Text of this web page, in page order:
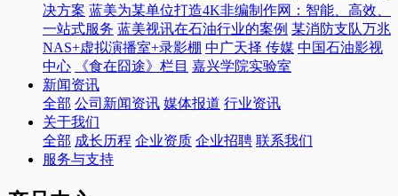
决方案 蓝美为某单位打造4K非编制作网：智能、高效、
一站式服务 蓝美视讯在石油行业的案例 某消防支队万兆
NAS+虚拟演播室+录影棚 中广天择 传媒 中国石油影视
中心
《食在囧途》栏目 嘉兴学院实验室
新闻资讯
全部 公司新闻资讯 媒体报道 行业资讯
关于我们
全部 成长历程 企业资质 企业招聘 联系我们
服务与支持